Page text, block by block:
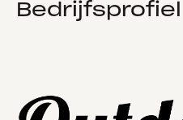
Bedrijfsprofiel